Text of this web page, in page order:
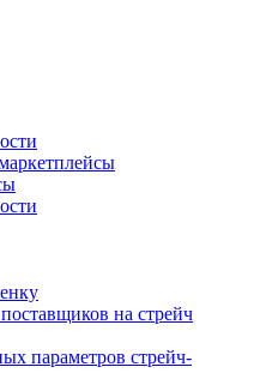
на стрейч
параметров стрейч-